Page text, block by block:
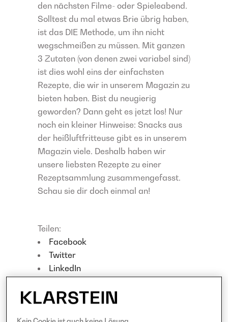
den nächsten Filme- oder Spieleabend.
Solltest du mal etwas Brie übrig haben,
ist das DIE Methode, um ihn nicht
wegschmeißen zu müssen. Mit ganzen
3 Zutaten (von denen zwei variabel sind)
ist dies wohl eins der einfachsten
Rezepte, die wir in unserem Magazin zu
bieten haben. Bist du neugierig
geworden? Dann geht es jetzt los! Nur
noch ein kleiner Hinweise: Snacks aus
der heißluftfritteuse gibt es in unserem
Magazin viele. Deshalb haben wir
unsere liebsten Rezepte zu einer
Rezeptsammlung zusammengefasst.
Schau sie dir doch einmal an!
Teilen:
Facebook
Twitter
LinkedIn